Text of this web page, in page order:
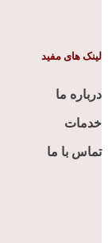
لینک های مفید
درباره ما
خدمات
تماس با ما